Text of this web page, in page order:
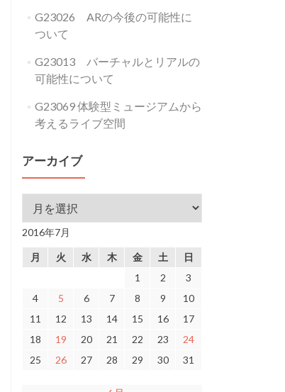
G23026 ARの今後の可能性に
ついて
G23013 バーチャルとリアルの
可能性について
G23069 体験型ミュージアムから
考えるライブ空間
アーカイブ
アーカイブ
2016年7月
月 火 水 木 金 土
日
1
2
3
4
5 6 7 8 9
10
11
12 13 14 15 16
17
18
19 20 21 22 23
24
25
26 27 28 29 30 31